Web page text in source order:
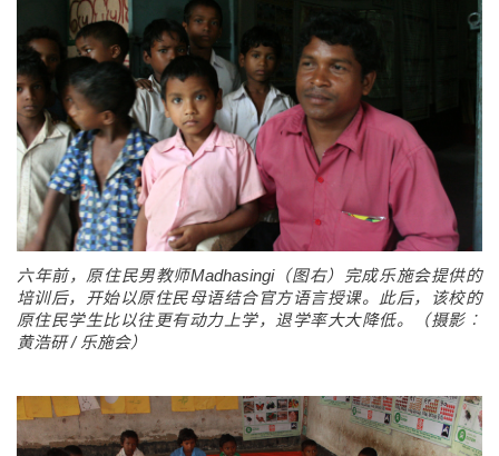
六年前，原住民男教师Madhasingi（图右）完成乐施会提供的
培训后，开始以原住民母语结合官方语言授课。此后，该校的
原住民学生比以往更有动力上学，退学率大大降低。（摄影︰
黄浩研 / 乐施会）